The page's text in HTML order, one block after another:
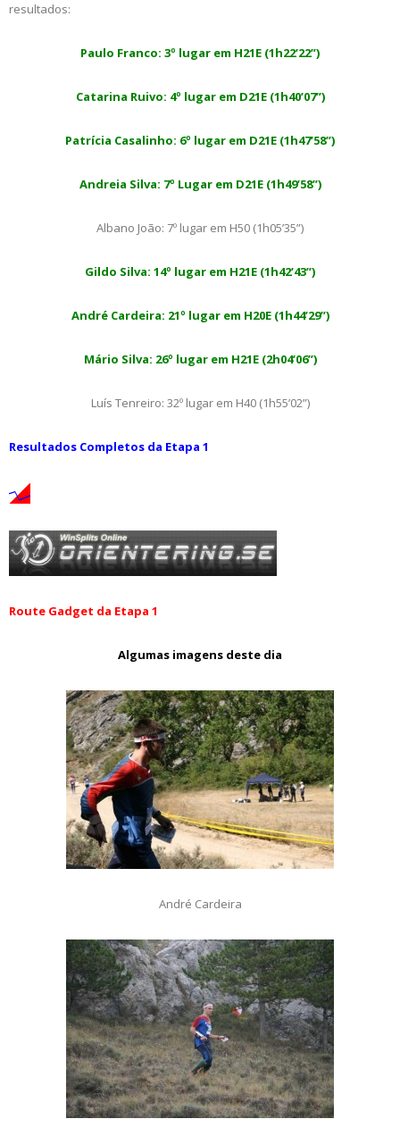
resultados:
Paulo Franco: 3º lugar em H21E (1h22’22”)
Catarina Ruivo: 4º lugar em D21E (1h40’07”)
Patrícia Casalinho: 6º lugar em D21E (1h47’58”)
Andreia Silva: 7º Lugar em D21E (1h49’58”)
Albano João: 7º lugar em H50 (1h05’35”)
Gildo Silva: 14º lugar em H21E (1h42’43”)
André Cardeira: 21º lugar em H20E (1h44’29”)
Mário Silva: 26º lugar em H21E (2h04’06”)
Luís Tenreiro: 32º lugar em H40 (1h55’02”)
Resultados Completos da Etapa 1
Route Gadget da Etapa 1
Algumas imagens deste dia
André Cardeira